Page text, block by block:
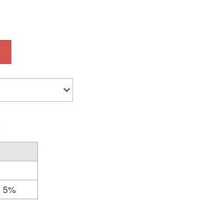
5%